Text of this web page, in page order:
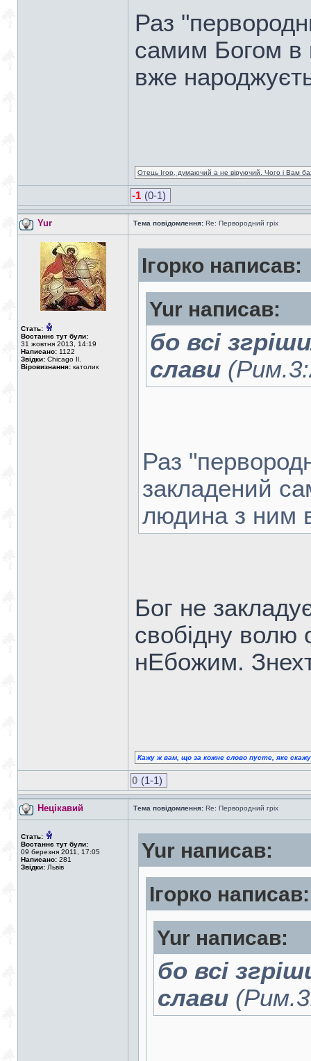
Раз
самим Богом в
вже
Отець Ігор, думаючий а не віруючий. Чого і Вам
-1 (0-1)
Yur Тема повідомлення: Re: Первородний гріх
Стать:
Востаннє тут були:
31 жовтня 2013, 14:19
Написано: 1122
Звідки: Chicago Il.
Віровизнання: католик
Ігорко написав:
Yur написав:
бо всі
слави
Раз
закладений
людина з ним
Бог не
свобідну волю
нЕбожим.
Кажу ж вам, що за кожне слово пусте, яке
0 (1-1)
Нецікавий Тема повідомлення: Re: Первородний гріх
Стать:
Востаннє тут були:
09 березня 2011, 17:05
Написано: 281
Звідки: Львів
Yur написав:
Ігорко написав:
Yur написав:
бо всі
слави